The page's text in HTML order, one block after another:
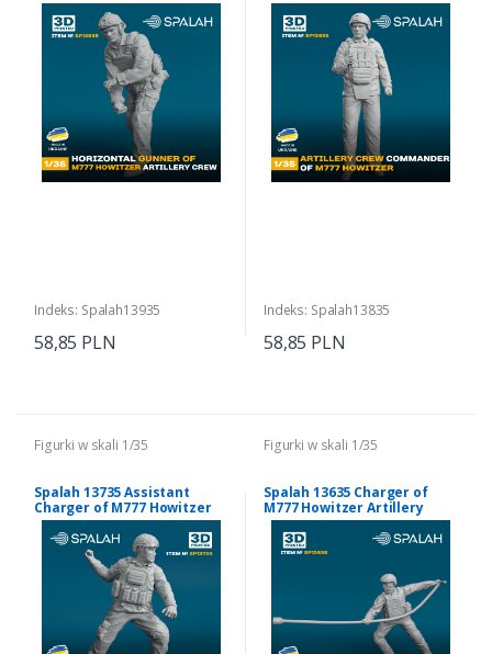
Artillery Crew 1/35
Indeks: Spalah13935
58,85 PLN
Howitzer 1/35
Indeks: Spalah13835
58,85 PLN
Figurki w skali 1/35
Spalah 13735 Assistant
Charger of M777 Howitzer
Artillery Crew 1/35
Figurki w skali 1/35
Spalah 13635 Charger of
M777 Howitzer Artillery
Crew 1/35